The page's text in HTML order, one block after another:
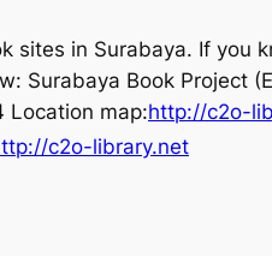
in Surabaya. If you
Surabaya Book Project
Location map:http://c2o-
c2o-library.net